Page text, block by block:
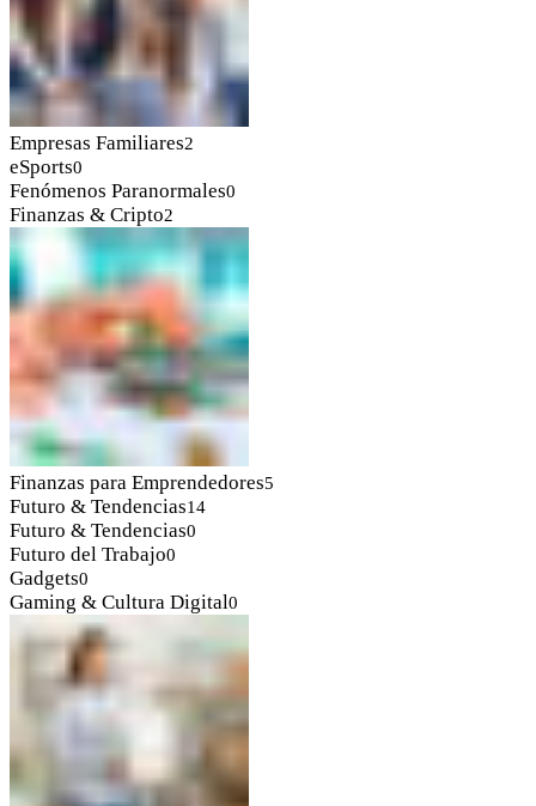
Empresas Familiares2
eSports0
Fenómenos Paranormales0
Finanzas & Cripto2
Finanzas para Emprendedores5
Futuro & Tendencias14
Futuro & Tendencias0
Futuro del Trabajo0
Gadgets0
Gaming & Cultura Digital0